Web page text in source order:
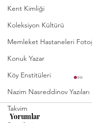
Kent Kimliği
Koleksiyon Kültürü
Memleket Hastaneleri
Konuk Yazar
Köy Enstitüleri
Nazim Nasreddinov Yazıları
Takvim
Yorumlar